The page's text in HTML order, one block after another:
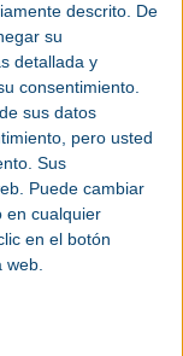
descrito. De
su
detallada y
consentimiento.
sus datos
pero usted
Sus
Puede cambiar
en cualquier
en el botón
los técnicos de servicio
a través de la red
de las soluciones
por ejemplo, para
de banda en las zonas
una amplia zona, que
Particularmente en los
UMTS, a menudo hay
como de estabilidad
en estas áreas remotas
ancha estable para el
por ejemplo para las